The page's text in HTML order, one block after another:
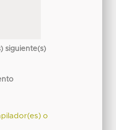
siguiente(s)
o